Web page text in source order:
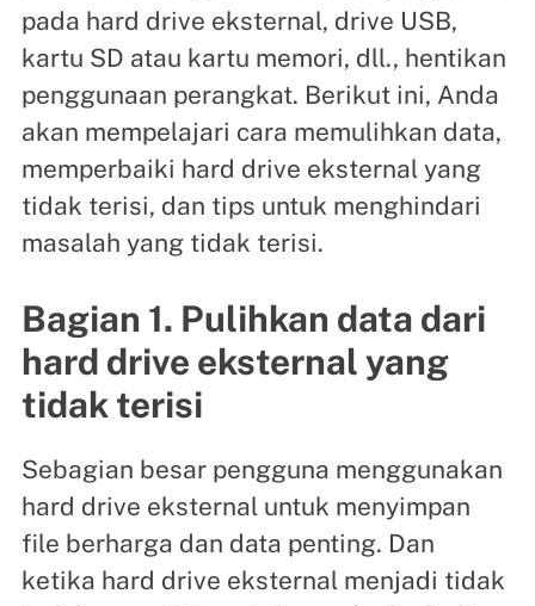
pada hard drive eksternal, drive USB,
kartu SD atau kartu memori, dll., hentikan
penggunaan perangkat. Berikut ini, Anda
akan mempelajari cara memulihkan data,
memperbaiki hard drive eksternal yang
tidak terisi, dan tips untuk menghindari
masalah yang tidak terisi.
Bagian 1. Pulihkan data dari
hard drive eksternal yang
tidak terisi
Sebagian besar pengguna menggunakan
hard drive eksternal untuk menyimpan
file berharga dan data penting. Dan
ketika hard drive eksternal menjadi tidak